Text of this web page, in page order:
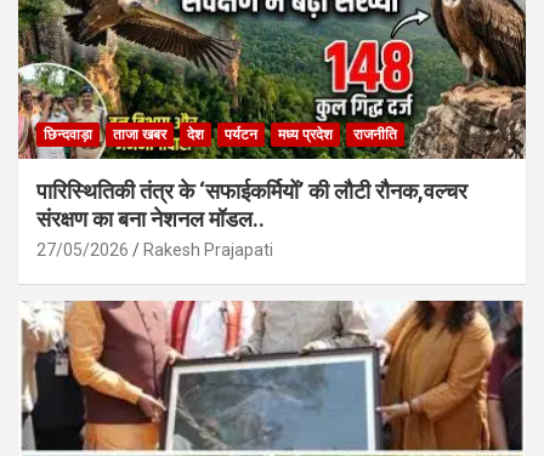
छिन्दवाड़ा ताजा खबर देश पर्यटन मध्य प्रदेश राजनीति
पारिस्थितिकी तंत्र के ‘सफाईकर्मियों’ की लौटी रौनक,वल्चर
संरक्षण का बना नेशनल मॉडल..
27/05/2026 Rakesh Prajapati